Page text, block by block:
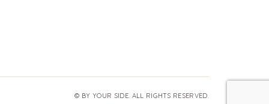
© BY YOUR SIDE. ALL RIGHTS RESERVED.